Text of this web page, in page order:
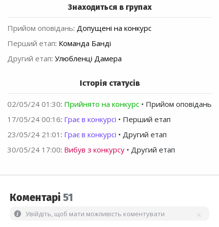
Знаходиться в групах
Прийом оповідань: Допущені на конкурс
Перший етап: Команда Банді
Другий етап: Улюбленці Дамера
Історія статусів
02/05/24 01:30: Прийнято на конкурс • Прийом оповідань
17/05/24 00:16: Грає в конкурсі • Перший етап
23/05/24 21:01 : Грає в конкурсі • Другий етап
30/05/24 17:00: Вибув з конкурсу • Другий етап
Коментарі 51
Увійдіть, щоб мати можливість коментувати